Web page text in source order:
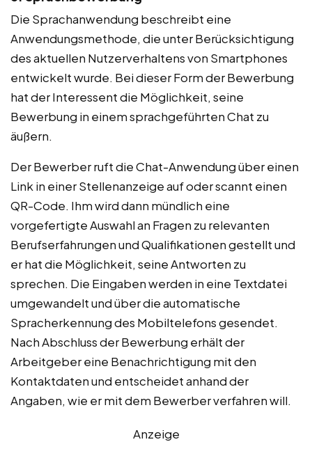
Die Sprachanwendung beschreibt eine
Anwendungsmethode, die unter Berücksichtigung
des aktuellen Nutzerverhaltens von Smartphones
entwickelt wurde. Bei dieser Form der Bewerbung
hat der Interessent die Möglichkeit, seine
Bewerbung in einem sprachgeführten Chat zu
äußern.
Der Bewerber ruft die Chat-Anwendung über einen
Link in einer Stellenanzeige auf oder scannt einen
QR-Code. Ihm wird dann mündlich eine
vorgefertigte Auswahl an Fragen zu relevanten
Berufserfahrungen und Qualifikationen gestellt und
er hat die Möglichkeit, seine Antworten zu
sprechen. Die Eingaben werden in eine Textdatei
umgewandelt und über die automatische
Spracherkennung des Mobiltelefons gesendet.
Nach Abschluss der Bewerbung erhält der
Arbeitgeber eine Benachrichtigung mit den
Kontaktdaten und entscheidet anhand der
Angaben, wie er mit dem Bewerber verfahren will.
Anzeige